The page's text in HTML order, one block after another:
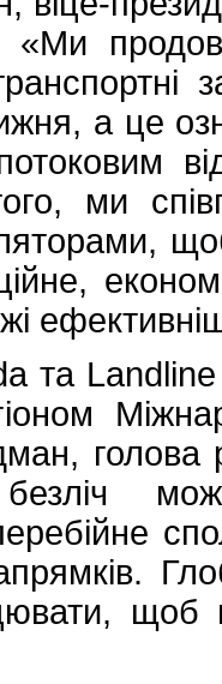
«Ми
а це
ми
та
голова
безліч
щоб